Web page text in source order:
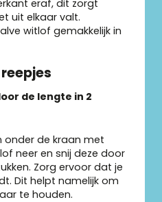
eraf, dit zorgt
uit elkaar valt.
witlof gemakkelijk in
de lengte in 2
onder de kraan met
neer en snij deze door
Zorg ervoor dat je
Dit helpt namelijk om
te houden.